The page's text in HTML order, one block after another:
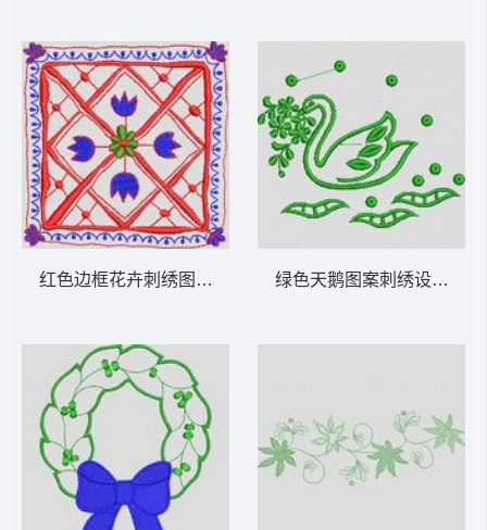
红色边框花卉刺绣图案 植物花型绿色天鹅图案刺绣设计 植